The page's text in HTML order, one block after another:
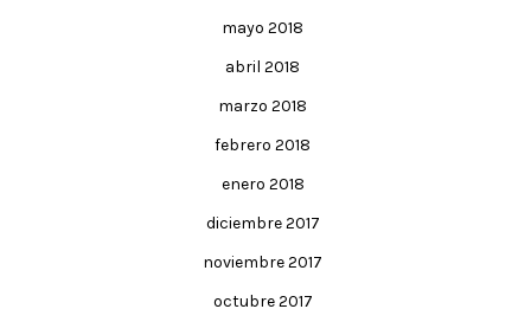
mayo 2018
abril 2018
marzo 2018
febrero 2018
enero 2018
diciembre 2017
noviembre 2017
octubre 2017